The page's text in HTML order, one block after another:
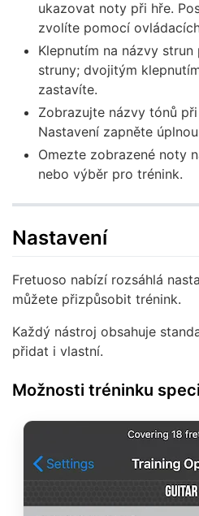
ukazovat noty při hře.
zvolíte pomocí
Klepnutím na názvy
struny; dvojitým
zastavíte.
Zobrazujte názvy tónů
Nastavení zapněte
Omezte zobrazené noty
nebo výběr pro trénink.
Nastavení
Fretuoso nabízí rozsáhlá
můžete přizpůsobit trénink.
Každý nástroj obsahuje
přidat i vlastní.
Možnosti tréninku